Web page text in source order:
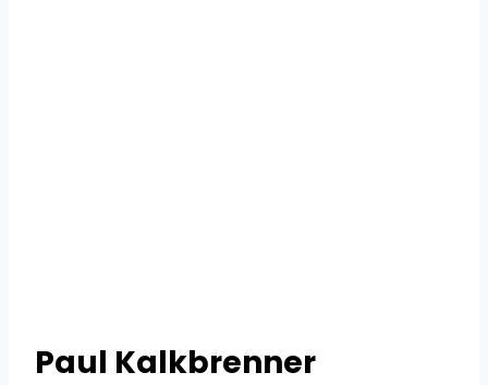
Paul Kalkbrenner